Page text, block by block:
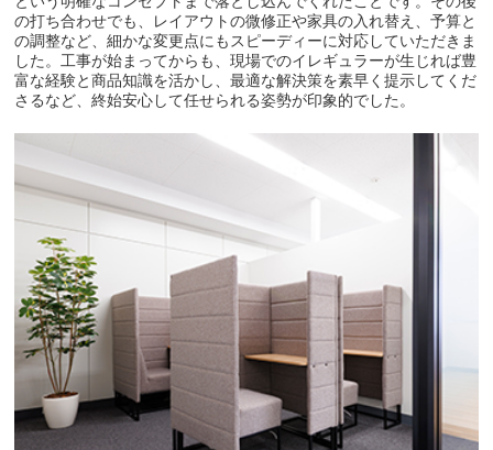
の打ち合わせでも、レイアウトの微修正や家具の入れ替え、予算と
の調整など、細かな変更点にもスピーディーに対応していただきま
した。工事が始まってからも、現場でのイレギュラーが生じれば豊
富な経験と商品知識を活かし、最適な解決策を素早く提示してくだ
さるなど、終始安心して任せられる姿勢が印象的でした。